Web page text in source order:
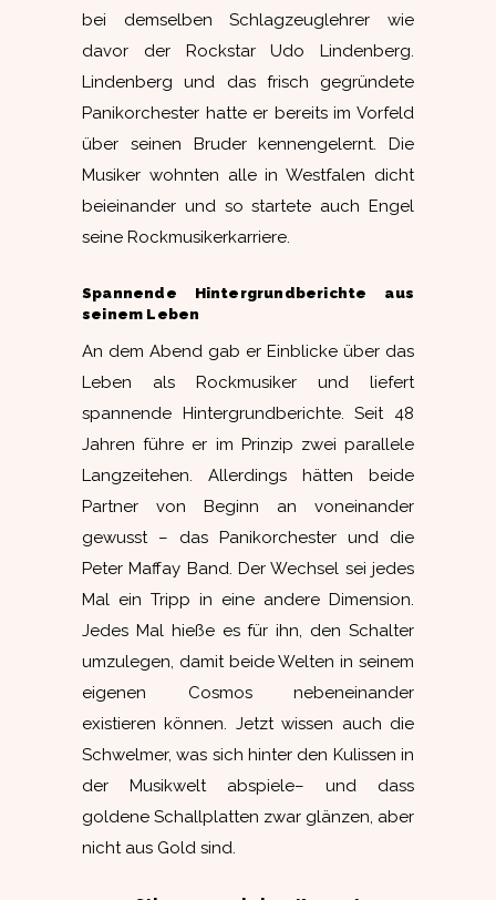
bei demselben Schlagzeuglehrer wie
davor der Rockstar Udo Lindenberg.
Lindenberg und das frisch gegründete
Panikorchester hatte er bereits im Vorfeld
über seinen Bruder kennengelernt. Die
Musiker wohnten alle in Westfalen dicht
beieinander und so startete auch Engel
seine Rockmusikerkarriere.
Spannende Hintergrundberichte aus
seinem Leben
An dem Abend gab er Einblicke über das
Leben als Rockmusiker und liefert
spannende Hintergrundberichte. Seit 48
Jahren führe er im Prinzip zwei parallele
Langzeitehen. Allerdings hätten beide
Partner von Beginn an voneinander
gewusst – das Panikorchester und die
Peter Maffay Band. Der Wechsel sei jedes
Mal ein Tripp in eine andere Dimension.
Jedes Mal hieße es für ihn, den Schalter
umzulegen, damit beide Welten in seinem
eigenen Cosmos nebeneinander
existieren können. Jetzt wissen auch die
Schwelmer, was sich hinter den Kulissen in
der Musikwelt abspiele– und dass
goldene Schallplatten zwar glänzen, aber
nicht aus Gold sind.